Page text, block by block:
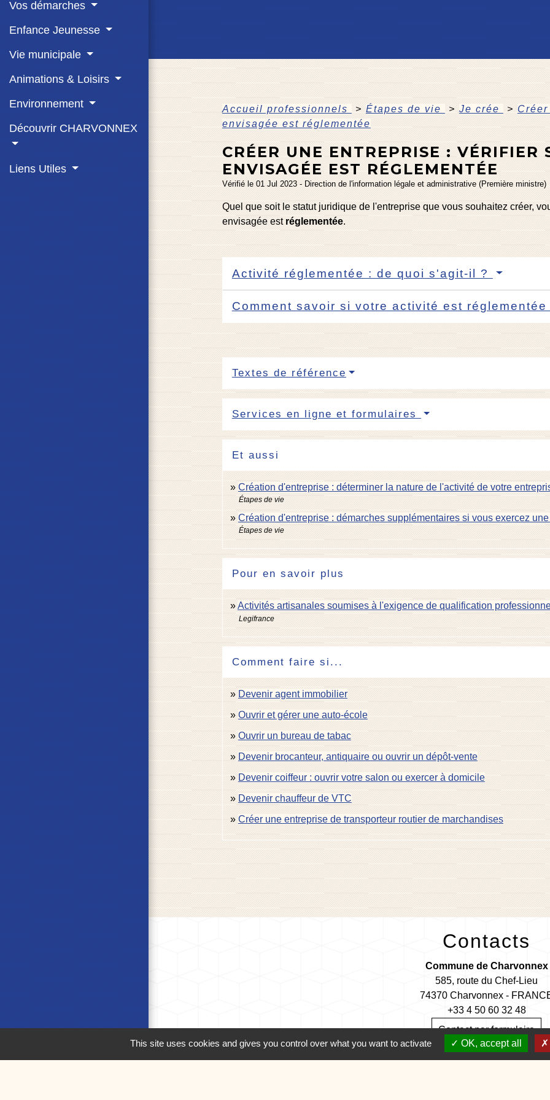
Vos démarches
Enfance Jeunesse
Vie municipale
Animations & Loisirs
Environnement
Découvrir CHARVONNEX
Liens Utiles
Accueil professionnels > Étapes de vie > Je crée >
envisagée est réglementée
CRÉER UNE ENTREPRISE : VÉRIFIER
ENVISAGÉE EST RÉGLEMENTÉE
Vérifié le 01 Jul 2023 - Direction de l'information légale et administrative (Première ministre)
Quel que soit le statut juridique de l'entreprise que vous souhaitez créer,
envisagée est réglementée.
Activité réglementée : de quoi s'agit-il ?
Comment savoir si votre activité est réglementée
Textes de référence
Services en ligne et formulaires
Et aussi
Création d'entreprise : déterminer la nature de l'activité de votre
Étapes de vie
Création d'entreprise : démarches supplémentaires si vous exercez
Étapes de vie
Pour en savoir plus
Activités artisanales soumises à l'exigence de qualification
Legifrance
Comment faire si...
Devenir agent immobilier
Ouvrir et gérer une auto-école
Ouvrir un bureau de tabac
Devenir brocanteur, antiquaire ou ouvrir un dépôt-vente
Devenir coiffeur : ouvrir votre salon ou exercer à domicile
Devenir chauffeur de VTC
Créer une entreprise de transporteur routier de marchandises
Contacts
Commune de Charvonnex
585, route du Chef-Lieu
74370 Charvonnex -
+33 4 50 60 32 48
Contact par formulaire
This site uses cookies and gives you control over what you want to activate OK, accept all